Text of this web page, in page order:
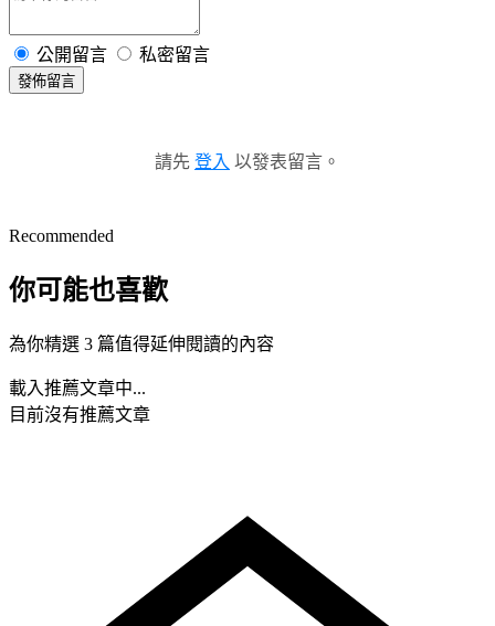
公開留言 私密留言
發佈留言
請先 登入 以發表留言。
Recommended
你可能也喜歡
為你精選 3 篇值得延伸閱讀的內容
載入推薦文章中...
目前沒有推薦文章